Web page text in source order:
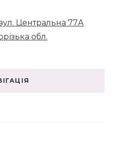
Центральна 77А
обл.